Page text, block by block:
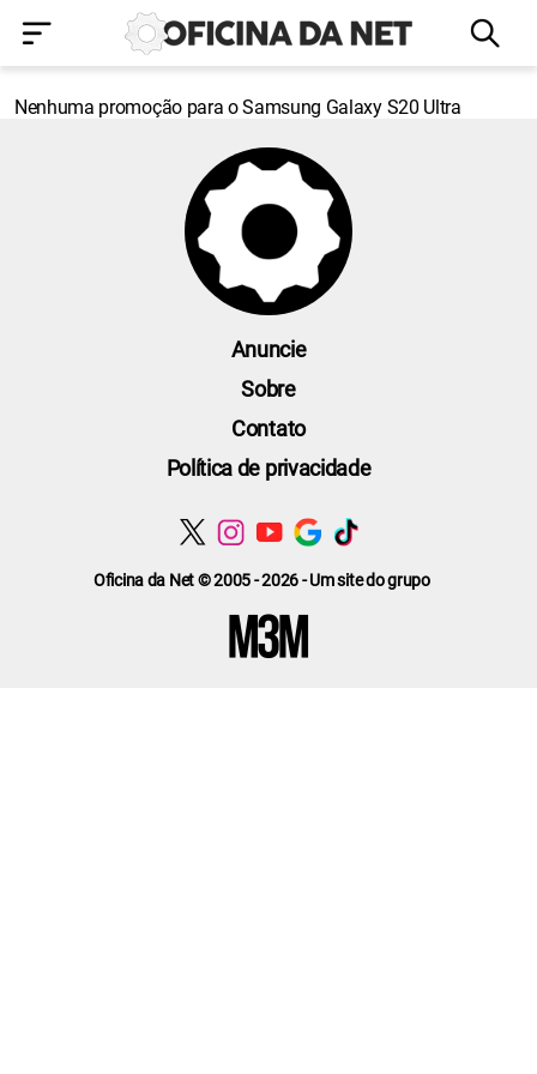
Nenhuma promoção para o Samsung Galaxy S20 Ultra
Oficina da Net © 2005 - 2026 - Um site do grupo
Anuncie
Sobre
Contato
Política de privacidade